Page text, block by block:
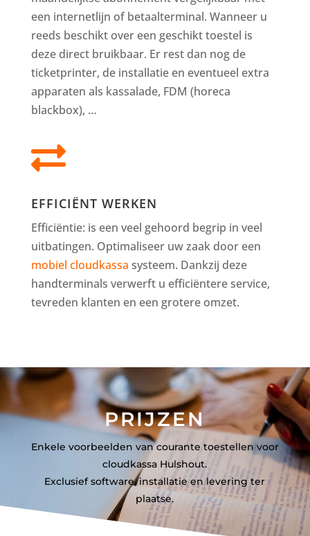
een internetlijn of betaalterminal. Wanneer u
reeds beschikt over een geschikt toestel is
deze direct bruikbaar. Er rest dan nog de
ticketprinter, de installatie en eventueel extra
apparaten als kassalade, FDM (horeca
blackbox), …

EFFICIËNT WERKEN
Efficiëntie: is een veel gehoord begrip in veel
uitbatingen. Optimaliseer uw zaak door een
mobiel cloudkassa systeem. Dankzij deze
handterminals verwerft u efficiëntere service,
tevreden klanten en een grotere omzet.
PRIJZEN
Enkele voorbeelden van courante toestellen voor
cloudkassa Hulshout.
Exclusief software, installatie en levering ter
plaatse.